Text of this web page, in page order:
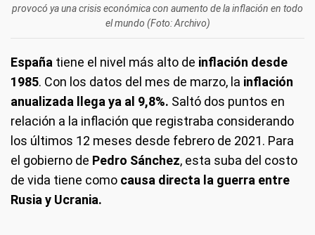
provocó ya una crisis económica con aumento de la inflación en todo
el mundo (Foto: Archivo)
España tiene el nivel más alto de inflación desde
1985. Con los datos del mes de marzo, la inflación
anualizada llega ya al 9,8%. Saltó dos puntos en
relación a la inflación que registraba considerando
los últimos 12 meses desde febrero de 2021. Para
el gobierno de Pedro Sánchez, esta suba del costo
de vida tiene como causa directa la guerra entre
Rusia y Ucrania.